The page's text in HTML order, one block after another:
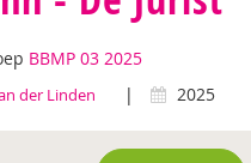
BBMP 03 2025
der Linden | 2025